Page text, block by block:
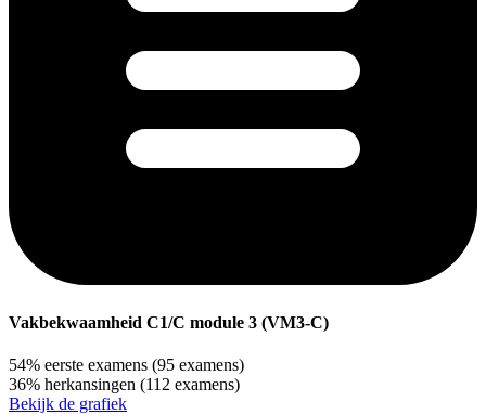
Vakbekwaamheid C1/C module 3 (VM3-C)
54% eerste examens (95 examens)
36% herkansingen (112 examens)
Bekijk de grafiek